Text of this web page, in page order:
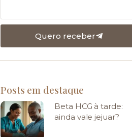
Quero receber
Posts em destaque
Beta HCG à tarde:
ainda vale jejuar?